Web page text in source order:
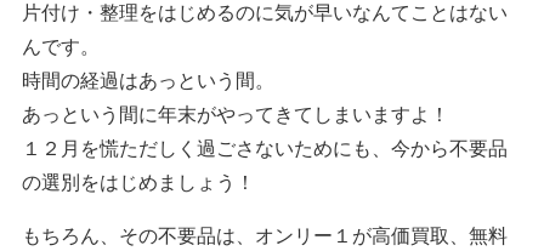
片付け・整理をはじめるのに気が早いなんてことはない
んです。
時間の経過はあっという間。
あっという間に年末がやってきてしまいますよ！
１２月を慌ただしく過ごさないためにも、今から不要品
の選別をはじめましょう！
もちろん、その不要品は、オンリー１が高価買取、無料